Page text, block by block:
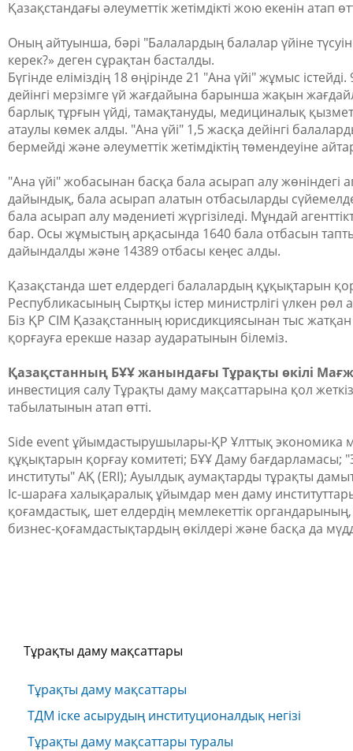
Қазақстандағы әлеуметтік жетімдікті жою екенін атап
Оның айтуынша, бәрі "Балалардың балалар үйіне
керек?» деген сұрақтан басталды.
Бүгінде еліміздің 18 өңірінде 21 "Ана үйі" жұмыс
дейінгі мерзімге үй жағдайына барынша жақын
барлық тұрғын үйді, тамақтануды, медициналық
атаулы көмек алды. "Ана үйі" 1,5 жасқа дейінгі
бермейді және әлеуметтік жетімдіктің төмендеуіне
"Ана үйі" жобасынан басқа бала асырап алу жөніндегі
дайындық, бала асырап алатын отбасыларды
бала асырап алу мәдениеті жүргізіледі. Мұндай
бар. Осы жұмыстың арқасында 1640 бала отбасын
дайындалды және 14389 отбасы кеңес алды.
Қазақстанда шет елдердегі балалардың құқықтарын
Республикасының Сыртқы істер министрлігі үлкен рөл
Біз ҚР СІМ Қазақстанның юрисдикциясынан тыс
қорғауға ерекше назар аударатынын білеміз.
Қазақстанның БҰҰ жанындағы Тұрақты өкілі
инвестиция салу Тұрақты даму мақсаттарына қол
табылатынын атап өтті.
Side event ұйымдастырушылары-ҚР Ұлттық экономика
құқықтарын қорғау комитеті; БҰҰ Даму бағдарламасы;
институты" АҚ (ERI); Ауылдық аумақтарды тұрақты
Іс-шараға халықаралық ұйымдар мен даму
қоғамдастық, шет елдердің мемлекеттік
бизнес-қоғамдастықтардың өкілдері және басқа да
Тұрақты даму мақсаттары
Тұрақты даму мақсаттары
ТДМ іске асырудың институционалдық негізі
Тұрақты даму мақсаттары туралы